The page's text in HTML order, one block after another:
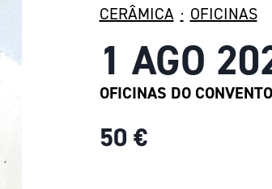
CERÂMICA · OFICINAS
1 AGO
OFICINAS DO CONVENTO
50 €